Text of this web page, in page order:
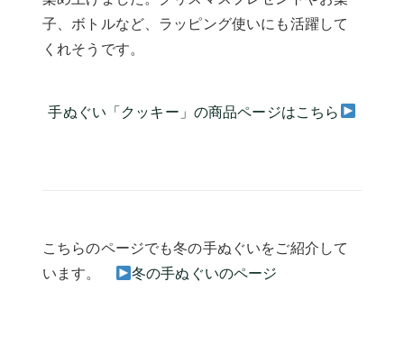
子、ボトルなど、ラッピング使いにも活躍して
くれそうです。
手ぬぐい「クッキー」の商品ページはこちら
こちらのページでも冬の手ぬぐいをご紹介して
います。
冬の手ぬぐいのページ